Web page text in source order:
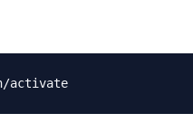
/bin/activate